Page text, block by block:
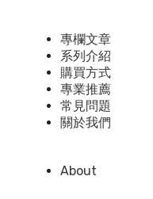
專欄文章
系列介紹
購買方式
專業推薦
常見問題
關於我們
About